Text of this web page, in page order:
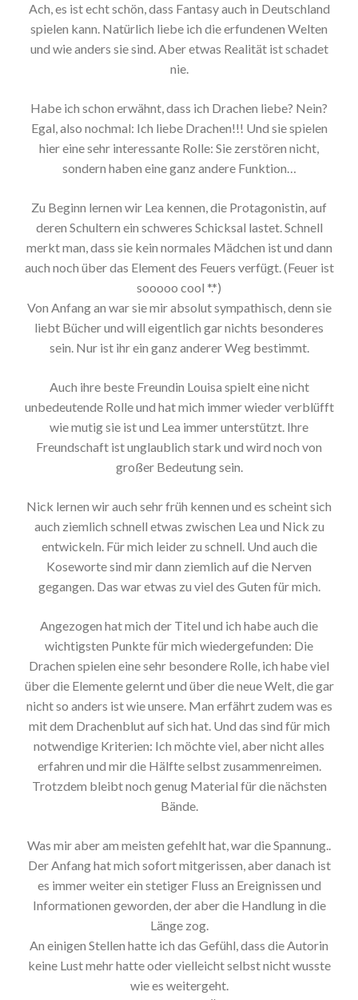
Ach, es ist echt schön, dass Fantasy auch in Deutschland
spielen kann. Natürlich liebe ich die erfundenen Welten
und wie anders sie sind. Aber etwas Realität ist schadet
nie.
Habe ich schon erwähnt, dass ich Drachen liebe? Nein?
Egal, also nochmal: Ich liebe Drachen!!! Und sie spielen
hier eine sehr interessante Rolle: Sie zerstören nicht,
sondern haben eine ganz andere Funktion…
Zu Beginn lernen wir Lea kennen, die Protagonistin, auf
deren Schultern ein schweres Schicksal lastet. Schnell
merkt man, dass sie kein normales Mädchen ist und dann
auch noch über das Element des Feuers verfügt. (Feuer ist
sooooo cool *.*)
Von Anfang an war sie mir absolut sympathisch, denn sie
liebt Bücher und will eigentlich gar nichts besonderes
sein. Nur ist ihr ein ganz anderer Weg bestimmt.
Auch ihre beste Freundin Louisa spielt eine nicht
unbedeutende Rolle und hat mich immer wieder verblüfft
wie mutig sie ist und Lea immer unterstützt. Ihre
Freundschaft ist unglaublich stark und wird noch von
großer Bedeutung sein.
Nick lernen wir auch sehr früh kennen und es scheint sich
auch ziemlich schnell etwas zwischen Lea und Nick zu
entwickeln. Für mich leider zu schnell. Und auch die
Koseworte sind mir dann ziemlich auf die Nerven
gegangen. Das war etwas zu viel des Guten für mich.
Angezogen hat mich der Titel und ich habe auch die
wichtigsten Punkte für mich wiedergefunden: Die
Drachen spielen eine sehr besondere Rolle, ich habe viel
über die Elemente gelernt und über die neue Welt, die gar
nicht so anders ist wie unsere. Man erfährt zudem was es
mit dem Drachenblut auf sich hat. Und das sind für mich
notwendige Kriterien: Ich möchte viel, aber nicht alles
erfahren und mir die Hälfte selbst zusammenreimen.
Trotzdem bleibt noch genug Material für die nächsten
Bände.
Was mir aber am meisten gefehlt hat, war die Spannung..
Der Anfang hat mich sofort mitgerissen, aber danach ist
es immer weiter ein stetiger Fluss an Ereignissen und
Informationen geworden, der aber die Handlung in die
Länge zog.
An einigen Stellen hatte ich das Gefühl, dass die Autorin
keine Lust mehr hatte oder vielleicht selbst nicht wusste
wie es weitergeht.